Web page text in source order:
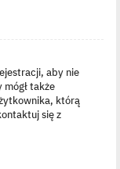
aby nie
mógł także
którą
się z